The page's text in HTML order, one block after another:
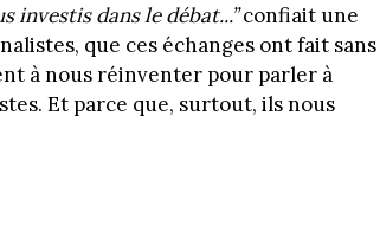
dans le débat...”confiait une
que ces échanges ont fait sans
à nous réinventer pour parler à
Et parce que, surtout, ils nous